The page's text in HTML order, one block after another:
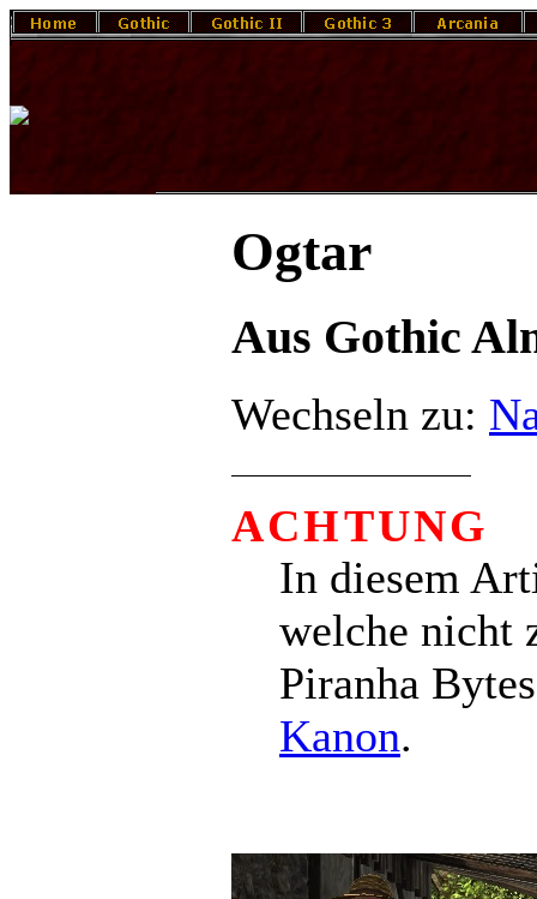
Ogtar
Aus Gothic
Wechseln zu:
ACHTUNG
In diesem
welche nicht
Piranha
Kanon.